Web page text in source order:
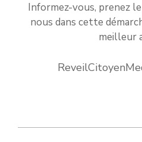
Informez-vous, prenez
nous dans cette
meilleur